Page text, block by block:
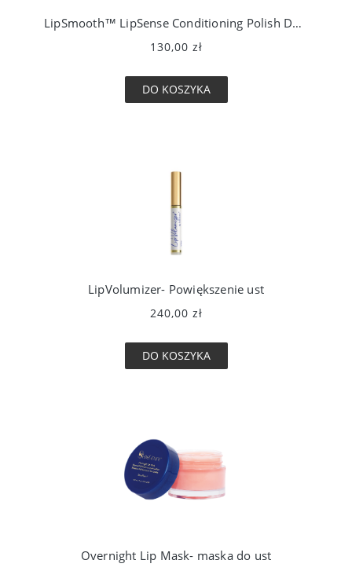
LipSmooth™ LipSense Conditioning Polish Delikatny peeling do ust
130,00 zł
DO KOSZYKA
LipVolumizer- Powiększenie ust
240,00 zł
DO KOSZYKA
Overnight Lip Mask- maska do ust